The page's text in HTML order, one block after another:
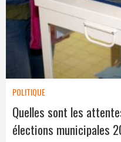
POLITIQUE
Quelles sont les
élections municipales